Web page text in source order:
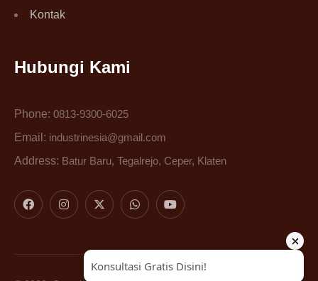
Kontak
Hubungi Kami
Phone: 0813-9300-6025
Email: industrinesia@gmail.com
Address: Batur Baru, Tegalrejo, Ceper, Klaten